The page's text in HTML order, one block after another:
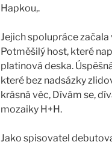
Hapkou,.
Jejich spolupráce
Potměšilý host, které
platinová deska.
které bez nadsázky
krásná věc, Dívám se,
mozaiky H+H.
Jako spisovatel